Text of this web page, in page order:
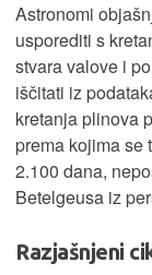
Astronomi
usporediti s
stvara valove i
iščitati iz
kretanja plinova
prema kojima se
2.100 dana,
Betelgeusa iz
Razjašnjeni